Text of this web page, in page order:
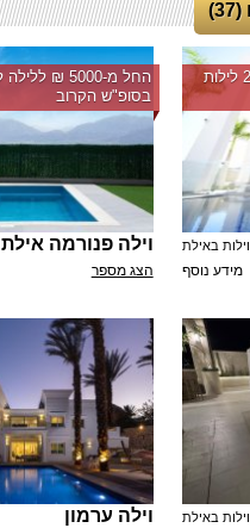
החל מ-‏7000 ₪ ללילה למזמינים 2 לילות
וילות באילת
מידע נוסף
בסופ"ש הקרוב
וילה פנורמה אילת
הצג מספר
וילות באילת וילה ערמון